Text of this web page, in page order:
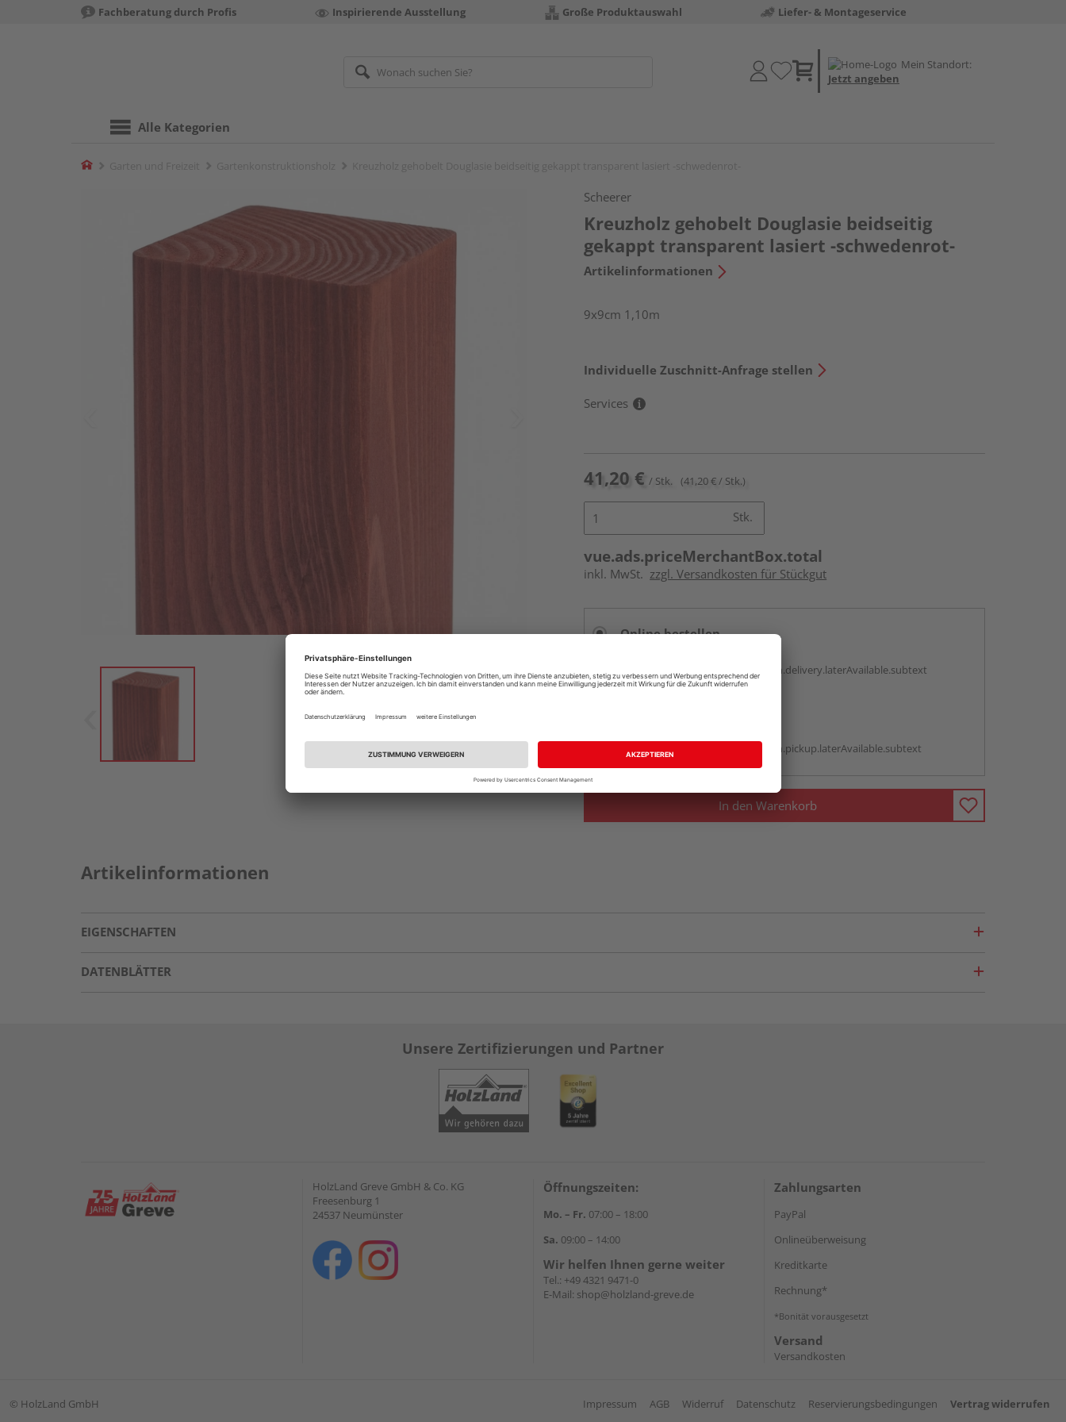
Fachberatung durch Profis Inspirierende Ausstellung Große Produktauswahl Liefer- & Montageservice
Mein Standort:
Jetzt angeben
Alle Kategorien
Home
Scheerer
Kreuzholz gehobelt Douglasie beidseitig
gekappt transparent lasiert -schwedenrot-
Artikelinformationen
9x9cm 1,10m
Individuelle Zuschnitt-Anfrage stellen
Services
41,20 € / Stk. (41,20 € / Stk.)
Stk.
vue.ads.priceMerchantBox.total
inkl. MwSt. zzgl. Versandkosten für Stückgut
Online bestellen
vue.ads.priceMerchantBox.option.delivery.laterAvailable.subtext
vue.ads.priceMerchantBox.option.pickup.laterAvailable.subtext
In den Warenkorb
Artikelinformationen
EIGENSCHAFTEN
DATENBLÄTTER
Unsere Zertifizierungen und Partner
HolzLand Greve GmbH & Co. KG
Freesenburg 1
24537 Neumünster
Öffnungszeiten:
Mo. – Fr. 07:00 – 18:00
Sa. 09:00 – 14:00
Wir helfen Ihnen gerne weiter
Tel.: +49 4321 9471-0
E-Mail: shop@holzland-greve.de
Zahlungsarten
PayPal
Onlineüberweisung
Kreditkarte
Rechnung*
*Bonität vorausgesetzt
Versand
Versandkosten
© HolzLand GmbH Impressum AGB Widerruf Datenschutz Reservierungsbedingungen Vertrag widerrufen